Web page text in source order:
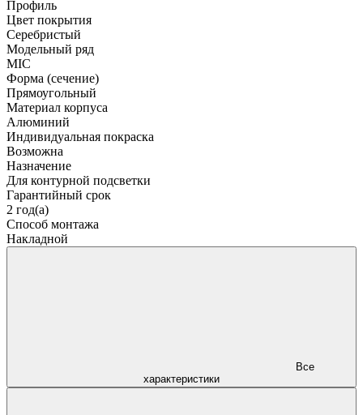
Профиль
Цвет покрытия
Серебристый
Модельный ряд
MIC
Форма (сечение)
Прямоугольный
Материал корпуса
Алюминий
Индивидуальная покраска
Возможна
Назначение
Для контурной подсветки
Гарантийный срок
2 год(а)
Способ монтажа
Накладной
характеристики